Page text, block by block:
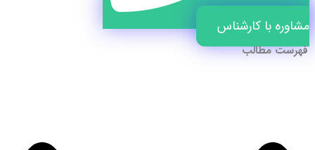
مشاوره با کارشناس
فهرست مطالب